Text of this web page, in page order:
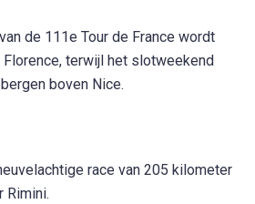
de 111e Tour de France wordt
terwijl het slotweekend
boven Nice.
race van 205 kilometer
Rimini.